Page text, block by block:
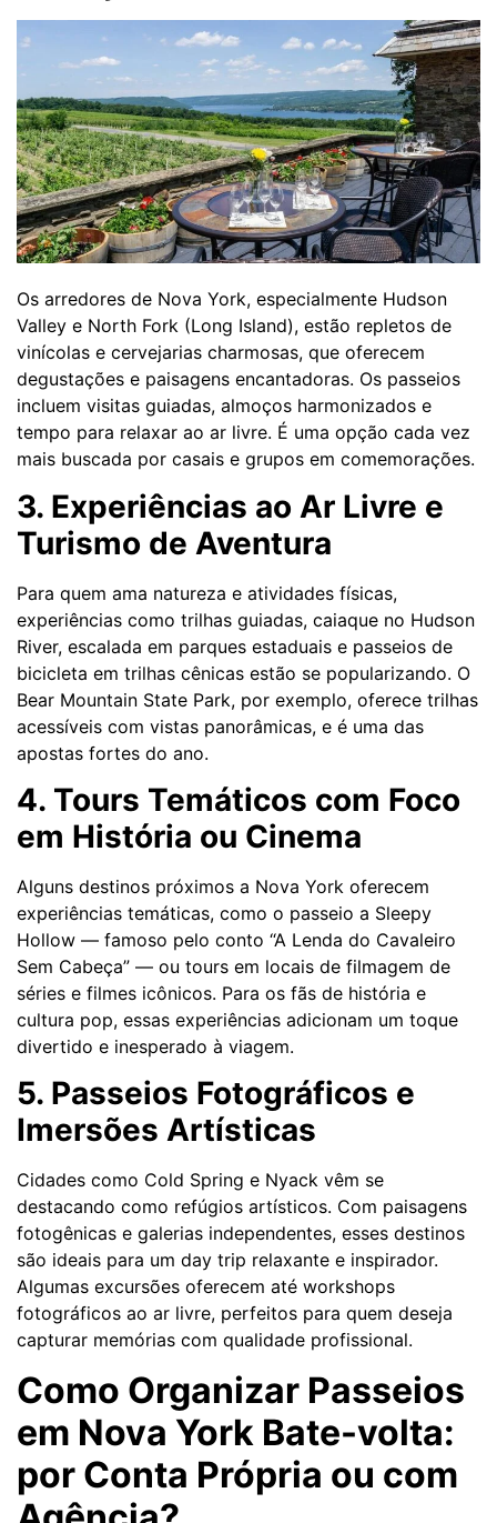
Os arredores de Nova York, especialmente Hudson
Valley e North Fork (Long Island), estão repletos de
vinícolas e cervejarias charmosas, que oferecem
degustações e paisagens encantadoras. Os passeios
incluem visitas guiadas, almoços harmonizados e
tempo para relaxar ao ar livre. É uma opção cada vez
mais buscada por casais e grupos em comemorações.
3. Experiências ao Ar Livre e
Turismo de Aventura
Para quem ama natureza e atividades físicas,
experiências como trilhas guiadas, caiaque no Hudson
River, escalada em parques estaduais e passeios de
bicicleta em trilhas cênicas estão se popularizando. O
Bear Mountain State Park, por exemplo, oferece trilhas
acessíveis com vistas panorâmicas, e é uma das
apostas fortes do ano.
4. Tours Temáticos com Foco
em História ou Cinema
Alguns destinos próximos a Nova York oferecem
experiências temáticas, como o passeio a Sleepy
Hollow — famoso pelo conto “A Lenda do Cavaleiro
Sem Cabeça” — ou tours em locais de filmagem de
séries e filmes icônicos. Para os fãs de história e
cultura pop, essas experiências adicionam um toque
divertido e inesperado à viagem.
5. Passeios Fotográficos e
Imersões Artísticas
Cidades como Cold Spring e Nyack vêm se
destacando como refúgios artísticos. Com paisagens
fotogênicas e galerias independentes, esses destinos
são ideais para um day trip relaxante e inspirador.
Algumas excursões oferecem até workshops
fotográficos ao ar livre, perfeitos para quem deseja
capturar memórias com qualidade profissional.
Como Organizar Passeios
em Nova York Bate-volta:
por Conta Própria ou com